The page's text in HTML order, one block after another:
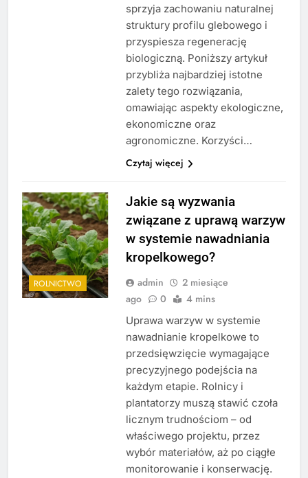
sprzyja zachowaniu naturalnej
struktury profilu glebowego i
przyspiesza regenerację
biologiczną. Poniższy artykuł
przybliża najbardziej istotne
zalety tego rozwiązania,
omawiając aspekty ekologiczne,
ekonomiczne oraz
agronomiczne. Korzyści…
Czytaj więcej
ROLNICTWO
Jakie są wyzwania
związane z uprawą warzyw
w systemie nawadniania
kropelkowego?
admin
2 miesiące
ago
0 4 mins
Uprawa warzyw w systemie
nawadnianie kropelkowe to
przedsięwzięcie wymagające
precyzyjnego podejścia na
każdym etapie. Rolnicy i
plantatorzy muszą stawić czoła
licznym trudnościom – od
właściwego projektu, przez
wybór materiałów, aż po ciągłe
monitorowanie i konserwację.